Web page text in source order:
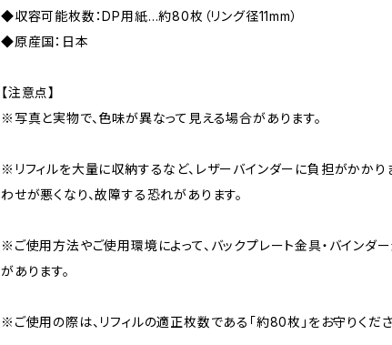
◆収容可能枚数：DP用紙…約80枚（リング径11mm）
◆原産国：日本
【注意点】
※写真と実物で、色味が異なって見える場合があります。
※リフィルを大量に収納するなど、レザーバインダーに負担がかかり
わせが悪くなり、故障する恐れがあります。
※ご使用方法やご使用環境によって、バックプレート金具・バインダ
があります。
※ご使用の際は、リフィルの適正枚数である「約80枚」をお守りくださ